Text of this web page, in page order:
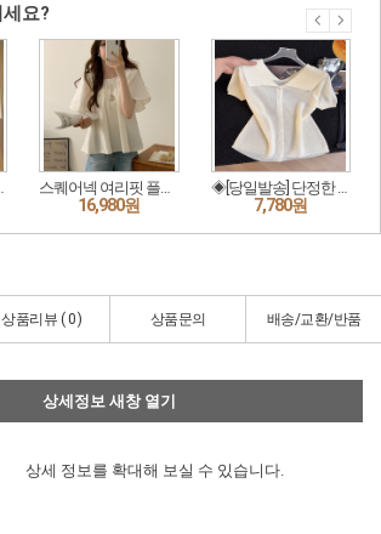
상품리뷰 ( 0) 상품문의 배송/교환/반품
상세정보 새창 열기
상세 정보를 확대해 보실 수 있습니다.